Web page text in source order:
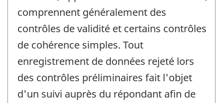
comprennent généralement des
contrôles de validité et certains contrôles
de cohérence simples. Tout
enregistrement de données rejeté lors
des contrôles préliminaires fait l'objet
d'un suivi auprès du répondant afin de